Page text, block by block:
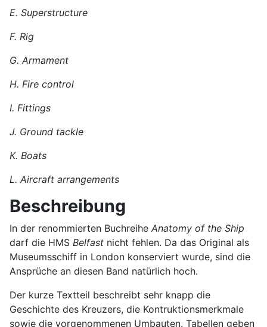
E. Superstructure
F. Rig
G. Armament
H. Fire control
I. Fittings
J. Ground tackle
K. Boats
L. Aircraft arrangements
Beschreibung
In der renommierten Buchreihe Anatomy of the Ship
darf die HMS Belfast nicht fehlen. Da das Original als
Museumsschiff in London konserviert wurde, sind die
Ansprüche an diesen Band natürlich hoch.
Der kurze Textteil beschreibt sehr knapp die
Geschichte des Kreuzers, die Kontruktionsmerkmale
sowie die vorgenommenen Umbauten. Tabellen geben